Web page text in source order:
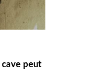
cave peut